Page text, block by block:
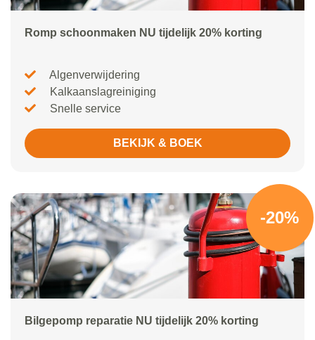
Romp schoonmaken NU tijdelijk 20% korting
Algenverwijdering
Kalkaanslagreiniging
Snelle service
BEKIJK & BOEK
-20%
Bilgepomp reparatie NU tijdelijk 20% korting